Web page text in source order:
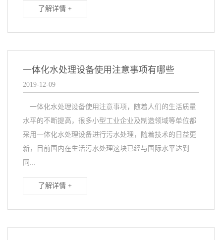
了解详情 +
一体化水处理设备使用注意事项有哪些
2019-12-09
一体化水处理设备使用注意事项，随着人们的生活质量
水平的不断提高，很多小型工业企业及制造领域等单位都
采用一体化水处理设备进行污水处理，随着技术的日益更
新，目前国内在生活污水处理这块已经与国际水平达到
同...
了解详情 +